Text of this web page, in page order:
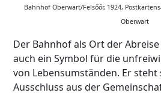
Bahnhof Oberwart/Felsőőr, 1924,
Oberwart
Der Bahnhof als Ort der
auch ein Symbol für die
von Lebensumständen. Er
Ausschluss aus der